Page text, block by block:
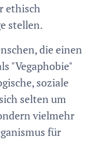
ethisch
stellen.
die einen
"Vegaphobie"
soziale
selten um
vielmehr
für